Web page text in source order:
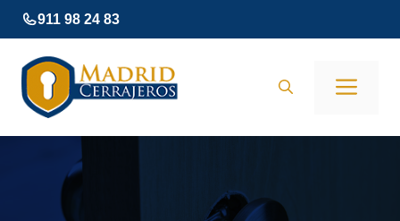
Saltar
al
contenido
911 98 24 83